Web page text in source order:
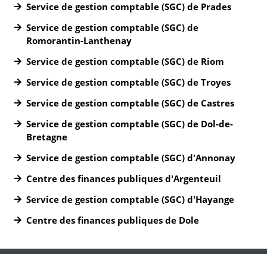
Service de gestion comptable (SGC) de Prades
Service de gestion comptable (SGC) de
Romorantin-Lanthenay
Service de gestion comptable (SGC) de Riom
Service de gestion comptable (SGC) de Troyes
Service de gestion comptable (SGC) de Castres
Service de gestion comptable (SGC) de Dol-de-
Bretagne
Service de gestion comptable (SGC) d'Annonay
Centre des finances publiques d'Argenteuil
Service de gestion comptable (SGC) d'Hayange
Centre des finances publiques de Dole